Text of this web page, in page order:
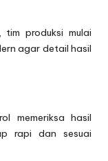
produksi mulai
agar detail hasil
memeriksa hasil
rapi dan sesuai